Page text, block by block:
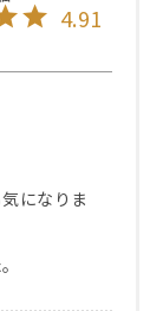
4.91
になりま